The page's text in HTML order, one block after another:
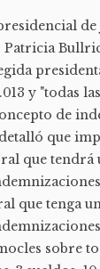
Patricia
y "todas
de
que
que tendrá
que tenga
sobre